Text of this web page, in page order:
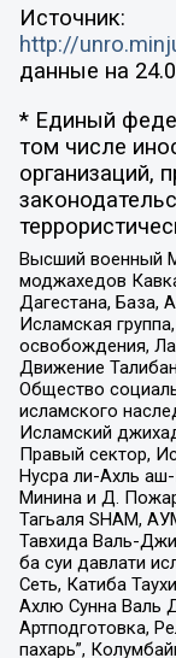
Источник:
http://
данные на
* Единый
том числе
организаций,
Высший военный
моджахедов
Дагестана, База,
Исламская
освобождения,
Движение
Общество
исламского
Исламский
Правый сектор,
Нусра ли-Ахль
Минина и Д.
Тагьаля SHAM,
Тавхида Валь-
ба суи давлати
Сеть, Катиба
Ахлю Сунна Валь
Артподготовка,
пахарь”,